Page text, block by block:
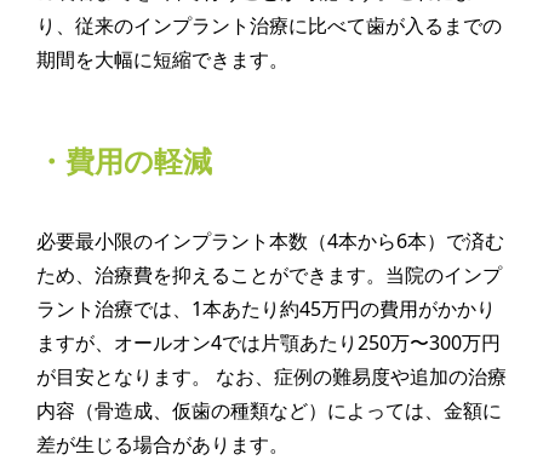
り、従来のインプラント治療に比べて歯が入るまでの
期間を大幅に短縮できます。
・費用の軽減
必要最小限のインプラント本数（4本から6本）で済む
ため、治療費を抑えることができます。当院のインプ
ラント治療では、1本あたり約45万円の費用がかかり
ますが、オールオン4では片顎あたり250万〜300万円
が目安となります。 なお、症例の難易度や追加の治療
内容（骨造成、仮歯の種類など）によっては、金額に
差が生じる場合があります。